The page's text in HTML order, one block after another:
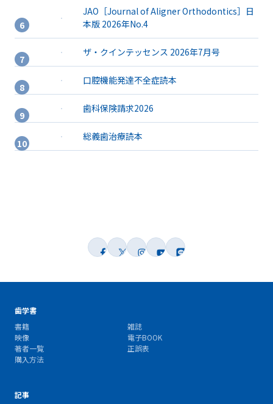
JAO［Journal of Aligner Orthodontics］日
本版 2026年No.4
ザ・クインテッセンス 2026年7月号
口腔機能発達不全症読本
歯科保険請求2026
総義歯治療読本
歯学書
書籍
雑誌
映像
電子BOOK
著者一覧
正誤表
購入方法
記事